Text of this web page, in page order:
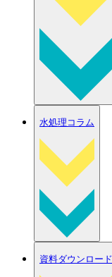
水処理コラム
資料ダウンロード